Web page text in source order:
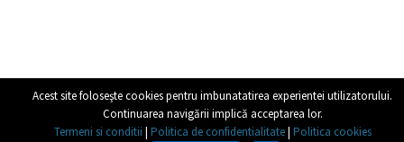
Acest site foloseşte cookies pentru imbunatatirea experientei utilizatorului.
Continuarea navigării implică acceptarea lor.
Termeni si conditii | Politica de confidentialitate| Politica cookies